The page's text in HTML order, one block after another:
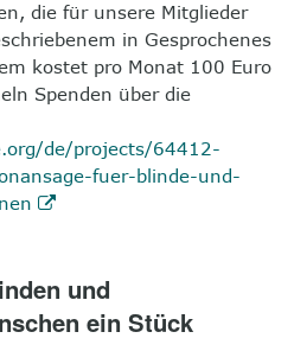
die für unsere Mitglieder
in Gesprochenes
kostet pro Monat 100 Euro
Spenden über die
de/projects/64412-
fuer-blinde-und-
und
ein Stück